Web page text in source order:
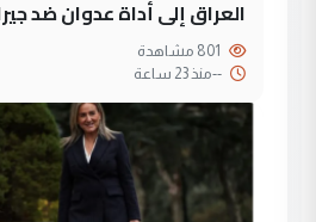
العراق إلى أداة عدوان ضد
--منذ 23 ساعة